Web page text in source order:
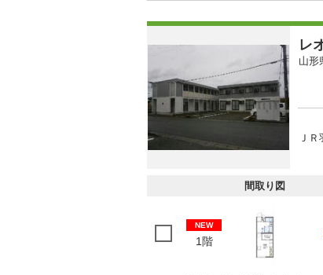
レ
山形
Ｊ
間取り図
NEW
1階